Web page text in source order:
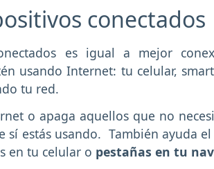
conectados
es igual a mejor
usando Internet: tu celular,
tu red.
o apaga aquellos que no
sí estás usando. También ayuda
en tu celular o pestañas en tu